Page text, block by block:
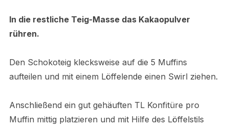
In die restliche Teig-Masse das Kakaopulver
rühren.
Den Schokoteig klecksweise auf die 5 Muffins
aufteilen und mit einem Löffelende einen Swirl ziehen.
Anschließend ein gut gehäuften TL Konfitüre pro
Muffin mittig platzieren und mit Hilfe des Löffelstils